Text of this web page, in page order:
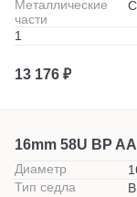
Металлические
части
1
13 176 ₽
16mm 58U BP
Диаметр
Тип седла